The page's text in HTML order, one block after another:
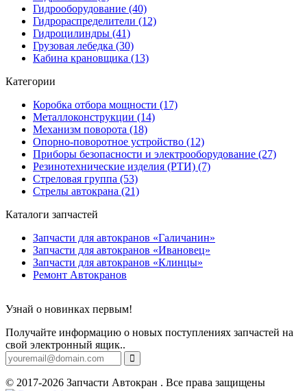
Гидрооборудование (40)
Гидрораспределители (12)
Гидроцилиндры (41)
Грузовая лебедка (30)
Кабина крановщика (13)
Категории
Коробка отбора мощности (17)
Металлоконструкции (14)
Механизм поворота (18)
Опорно-поворотное устройство (12)
Приборы безопасности и электрооборудование (27)
Резинотехнические изделия (РТИ) (7)
Стреловая группа (53)
Стрелы автокрана (21)
Каталоги запчастей
Запчасти для автокранов «Галичанин»
Запчасти для автокранов «Ивановец»
Запчасти для автокранов «Клинцы»
Ремонт Автокранов
Узнай о новинках первым!
Получайте информацию о новых поступлениях запчастей на
свой электронный ящик..
© 2017-2026 Запчасти Автокран . Все права защищены